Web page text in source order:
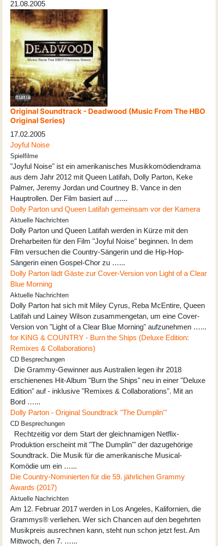
21.08.2005
Original Soundtrack - Deadwood (Music From The HBO
Original Series)
17.02.2005
Joyful Noise
Spielfilme
"Joyful Noise" ist ein amerikanisches Musikkomödiendrama
aus dem Jahr 2012 mit Queen Latifah, Dolly Parton, Keke
Palmer, Jeremy Jordan und Courtney B. Vance in den
Hauptrollen. Der Film basiert auf …...
Dolly Parton und Queen Latifah gemeinsam vor der Kamera
Aktuelle Nachrichten
Dolly Parton und Queen Latifah werden in Kürze mit den
Dreharbeiten für den Film "Joyful Noise" beginnen. In dem
Film versuchen die Country-Sängerin und die Hip-Hop-
Sängerin einen Gospel-Chor zu …...
Dolly Parton lädt Gäste zur Cover-Version von Light of a Clear
Blue Morning
Aktuelle Nachrichten
Dolly Parton hat sich mit Miley Cyrus, Reba McEntire, Queen
Latifah und Lainey Wilson zusammengetan, um eine Cover-
Version von "Light of a Clear Blue Morning" aufzunehmen …...
for KING & COUNTRY - Burn the Ships (Deluxe Edition:
Remixes & Collaborations)
CD Besprechungen
Die Grammy-Gewinner aus Australien legen ihr 2018
erschienenes Hit-Album "Burn the Ships" neu in einer "Deluxe
Edition" auf - inklusive "Remixes & Collaborations". Mit an
Bord …...
Dolly Parton - Original Soundtrack "The Dumplin'"
CD Besprechungen
Rechtzeitig vor dem Start der gleichnamigen Netflix-
Produktion erscheint mit "The Dumplin'" der dazugehörige
Soundtrack. Die Musik für die amerikanische Musical-
Komödie um ein …...
Die Country-Nominierten für die 59. jährlichen Grammy
Awards (2017)
Aktuelle Nachrichten
Am 12. Februar 2017 werden in Los Angeles, Kalifornien, die
Grammys® verliehen. Wer sich Chancen auf den begehrten
Musikpreis ausrechnen kann, steht nun schon jetzt fest. Am
Mittwoch, den 7. …...